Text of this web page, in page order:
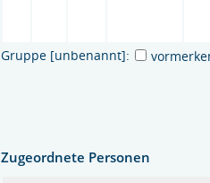
Gruppe [unbenannt]:
Zugeordnete Personen